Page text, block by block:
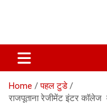
Home
पहल टुडे
राजपूताना रेजीमेंट इंटर